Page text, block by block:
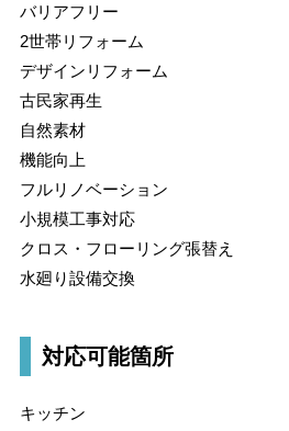
バリアフリー
2世帯リフォーム
デザインリフォーム
古民家再生
自然素材
機能向上
フルリノベーション
小規模工事対応
クロス・フローリング張替え
水廻り設備交換
対応可能箇所
キッチン